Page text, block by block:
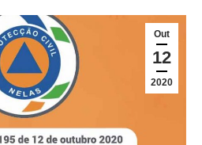
Out
12
2020